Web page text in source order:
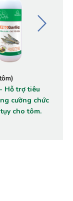
Hỗ trợ tiêu
cường chức
cho tôm.